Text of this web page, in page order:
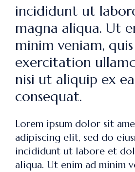
incididunt ut
magna aliqua. Ut
minim veniam,
exercitation
nisi ut aliquip ex
consequat.
Lorem ipsum dolor sit
adipiscing elit, sed do
incididunt ut labore et
aliqua. Ut enim ad minim